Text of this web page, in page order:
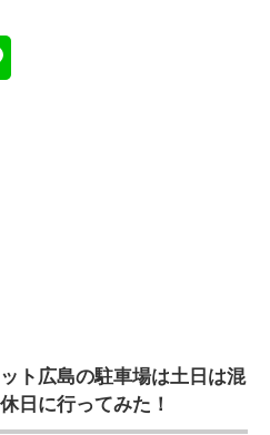
ト広島の駐車場は土日は混
日に行ってみた！